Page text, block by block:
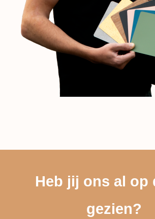
Heb jij ons al op
gezien?